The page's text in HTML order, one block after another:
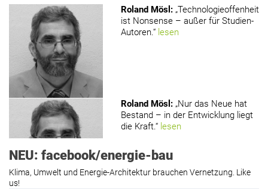
Roland Mösl : „Technologieoffenheit
ist Nonsense – außer für Studien-
Autoren.“ lesen
Roland Mösl : „Nur das Neue hat
Bestand – in der Entwicklung liegt
die Kraft.“ lesen
NEU: facebook/energie-bau
Klima, Umwelt und Energie-Architektur brauchen Vernetzung. Like
us!